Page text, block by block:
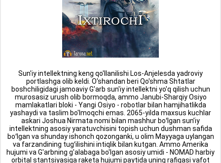
Sun'iy intellektning keng qo'llanilishi Los-Anjelesda yadroviy
portlashga olib keldi. O'shandan beri Qo'shma Shtatlar
boshchiligidagi jamoaviy G'arb sun'iy intellektni yo'q qilish uchun
murosasiz urush olib bormoqda, ammo Janubi-Sharqiy Osiyo
mamlakatlari bloki - Yangi Osiyo - robotlar bilan hamjihatlikda
yashaydi va taslim bo'lmoqchi emas. 2065-yilda maxsus kuchlar
askari Joshua Nirmata nomi bilan mashhur boʻlgan sunʼiy
intellektning asosiy yaratuvchisini topish uchun dushman safida
boʻlgan va shunday ishonch qozonganki, u olim Mayyaga uylangan
va farzandining tugʻilishini intiqlik bilan kutgan. Ammo Amerika
hujumi va G'arbning g'alabaga bo'lgan asosiy umidi - NOMAD harbiy
orbital stantsiyasiga raketa hujumi paytida uning rafiqasi vafot